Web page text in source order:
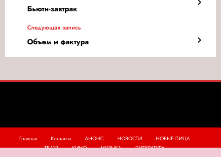
Бьюти-завтрак
Следующая запись
Объем и фактура
Главная Контакты АНОНС НОВОСТИ
НОВЫЕ ЛИЦА
ТЕАТР
КИНО МУЗЫКА
ЛИТЕРАТУРА